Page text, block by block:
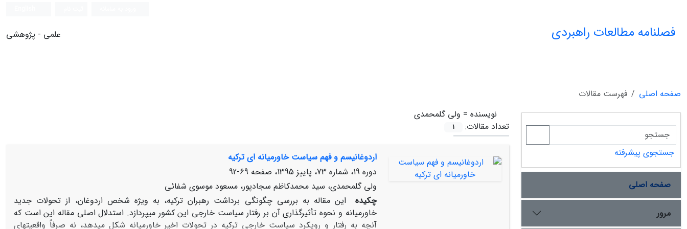
فصلنامه مطالعات راهبردی علمی - پژوهشی
صفحه اصلی
فهرست مقالات
نویسنده = ولی گل‏محمدی
تعداد مقالات:
1
اردوغانیسم و فهم سیاست خاورمیانه‏ ای ترکیه
دوره 19، شماره 73، پاییز 1395، صفحه
69-92
ولی گل‏محمدی، سید محمدکاظم سجادپور، مسعود موسوی شفائی
چکیده
این مقاله به بررسی چگونگی برداشت رهبران ترکیه، به ‏ویژه شخص اردوغان، از تحولات جدید
خاورمیانه و نحوه تأثیرگذاری آن بر رفتار سیاست خارجی این کشور می‏پردازد. استدلال اصلی مقاله این است که
آنچه به رفتار و رویکرد سیاست خارجی ترکیه در تحولات اخیر خاورمیانه شکل می‏دهد، نه صرفاً واقعیت‏های
جستجوی پیشرفته
صفحه اصلی
مرور